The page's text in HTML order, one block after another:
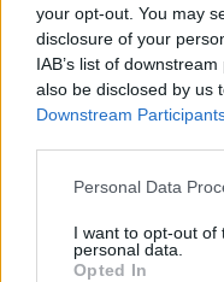
your opt-out. You may
disclosure of your
IAB’s list of
also be disclosed by us
Downstream
Personal Data
I want to opt-out of
personal data.
Opted In
üzeneteket intéztek
Kapcsolódó cikkünk
Egymásnak ment a
leggazdagabb embere
A keresett cikk a